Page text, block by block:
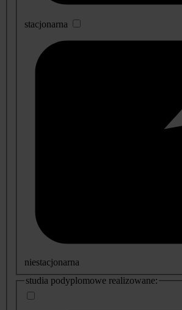
stacjonarna
niestacjonarna
studia podyplomowe realizowane: